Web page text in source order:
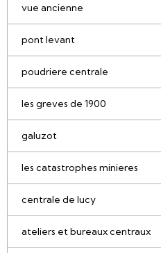
vue ancienne
pont levant
poudriere centrale
les greves de 1900
galuzot
les catastrophes minieres
centrale de lucy
ateliers et bureaux centraux